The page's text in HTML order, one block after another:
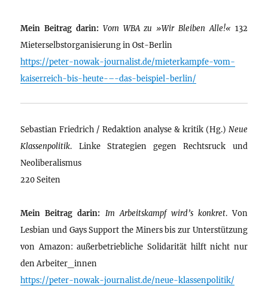
Mein Beitrag darin: Vom WBA zu »Wir Bleiben Alle!« 132
Mieterselbstorganisierung in Ost-Berlin
https://peter-nowak-journalist.de/mieterkampfe-vom-
kaiserreich-bis-heute-–-das-beispiel-berlin/
Sebastian Friedrich / Redaktion analyse & kritik (Hg.) Neue
Klassenpolitik. Linke Strategien gegen Rechtsruck und
Neoliberalismus
220 Seiten
Mein Beitrag darin: Im Arbeitskampf wird’s konkret. Von
Lesbian und Gays Support the Miners bis zur Unterstützung
von Amazon: außerbetriebliche Solidarität hilft nicht nur
den Arbeiter_innen
https://peter-nowak-journalist.de/neue-klassenpolitik/